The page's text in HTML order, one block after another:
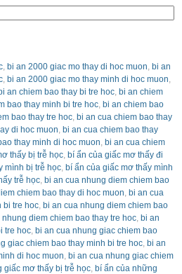
, bi an 2000 giac mo thay di hoc muon, bi an
, bi an 2000 giac mo thay minh di hoc muon,
an chiem bao thay bi tre hoc, bi an chiem
bao thay minh bi tre hoc, bi an chiem bao
bao thay tre hoc, bi an cua chiem bao thay
di hoc muon, bi an cua chiem bao thay
thay minh di hoc muon, bi an cua chiem
thấy bị trễ học, bí ẩn của giấc mơ thấy đi
mình bị trễ học, bí ẩn của giấc mơ thấy mình
trễ học, bi an cua nhung diem chiem bao
chiem bao thay di hoc muon, bi an cua
bi tre hoc, bi an cua nhung diem chiem bao
diem chiem bao thay tre hoc, bi an
tre hoc, bi an cua nhung giac chiem bao
giac chiem bao thay minh bi tre hoc, bi an
di hoc muon, bi an cua nhung giac chiem
giấc mơ thấy bị trễ học, bí ẩn của những